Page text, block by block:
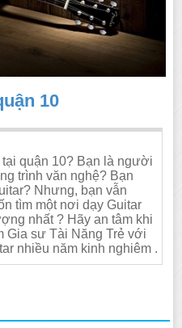
10
quận 10? Bạn là người
trình văn nghệ? Bạn
Nhưng, bạn vẫn
tìm một nơi dạy Guitar
nhất ? Hãy an tâm khi
Gia sư Tài Năng Trẻ với
nhiều năm kinh nghiêm .